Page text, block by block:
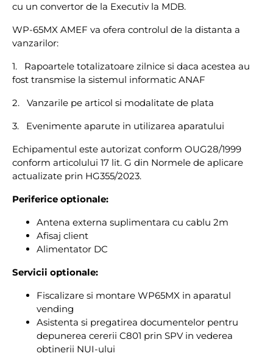
cu un convertor de la Executiv la MDB.
WP-65MX AMEF va ofera controlul de la distanta a
vanzarilor:
1. Rapoartele totalizatoare zilnice si daca acestea au
fost transmise la sistemul informatic ANAF
2. Vanzarile pe articol si modalitate de plata
3. Evenimente aparute in utilizarea aparatului
Echipamentul este autorizat conform OUG28/1999
conform articolului 17 lit. G din Normele de aplicare
actualizate prin HG355/2023.
Periferice optionale:
Antena externa suplimentara cu cablu 2m
Afisaj client
Alimentator DC
Servicii optionale:
Fiscalizare si montare WP65MX in aparatul
vending
Asistenta si pregatirea documentelor pentru
depunerea cererii C801 prin SPV in vederea
obtinerii NUI-ului